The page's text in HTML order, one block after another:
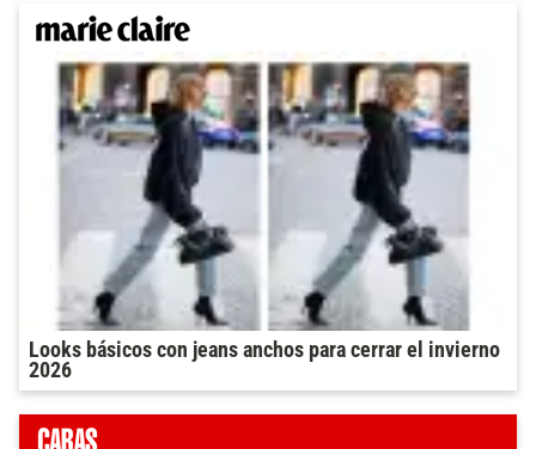
Looks básicos con jeans anchos para cerrar el invierno
2026